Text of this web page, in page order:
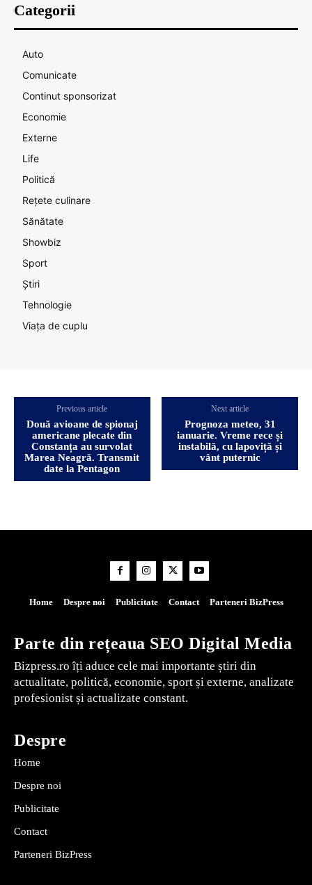
Categorii
Auto
Comunicate
Continut sponsorizat
Economie
Externe
Life
Politică
Rețete culinare
Sănătate
Showbiz
Sport
Știri
Tehnologie
Viața de cuplu
Previous article
Două avioane de spionaj
americane plecate din
Constanța au survolat
Marea Neagră. Transmit
date la Pentagon
Next article
Prognoza meteo, 31
ianuarie. Vreme rece și
instabilă, cu lapoviță și
vânt puternic
Home Despre noi Publicitate Contact Parteneri BizPress
Parte din rețeaua SEO Digital Media
Bizpress.ro îți aduce cele mai importante știri din
actualitate, politică, economie, sport și externe, analizate
profesionist și actualizate constant.
Despre
Home
Despre noi
Publicitate
Contact
Parteneri BizPress